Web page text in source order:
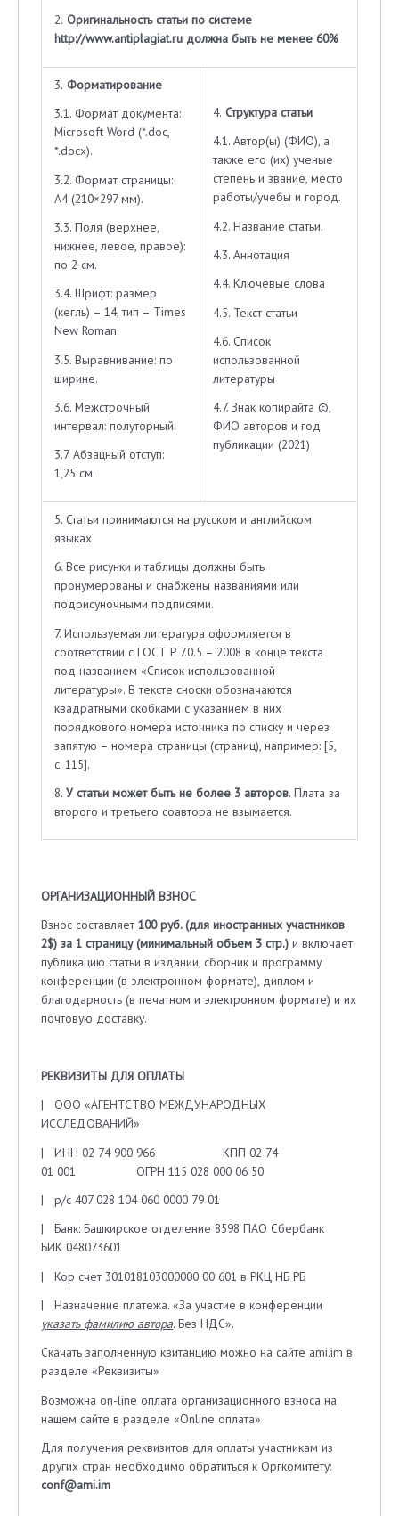
2. Оригинальность статьи по системе
http://www.antiplagiat.ruдолжна быть не менее 60%
3. Форматирование
3.1. Формат документа:
Microsoft Word (*.doc,
*.docx).
3.2. Формат страницы:
А4 (210×297 мм).
3.3. Поля (верхнее,
нижнее, левое, правое):
по 2 см.
3.4. Шрифт: размер
(кегль) – 14, тип – Times
New Roman.
3.5. Выравнивание: по
ширине.
3.6. Межстрочный
интервал: полуторный.
3.7. Абзацный отступ:
1,25 см.
4. Структура статьи
4.1. Автор(ы) (ФИО), а
также его (их) ученые
степень и звание, место
работы/учебы и город.
4.2. Название статьи.
4.3. Аннотация
4.4. Ключевые слова
4.5. Текст статьи
4.6. Список
использованной
литературы
4.7. Знак копирайта ©,
ФИО авторов и год
публикации (2021)
5. Статьи принимаются на русском и английском
языках
6. Все рисунки и таблицы должны быть
пронумерованы и снабжены названиями или
подрисуночными подписями.
7. Используемая литература оформляется в
соответствии с ГОСТ Р 7.0.5 – 2008 в конце текста
под названием «Список использованной
литературы». В тексте сноски обозначаются
квадратными скобками с указанием в них
порядкового номера источника по списку и через
запятую – номера страницы (страниц), например: [5,
с. 115].
8. У статьи может быть не более 3 авторов. Плата за
второго и третьего соавтора не взымается.
ОРГАНИЗАЦИОННЫЙ ВЗНОС
Взнос составляет100 руб. (для иностранных участников
2$) за 1 страницу (минимальный объем 3 стр.) и включает
публикацию статьи в издании, сборник и программу
конференции (в электронном формате), диплом и
благодарность (в печатном и электронном формате) и их
почтовую доставку.
РЕКВИЗИТЫ ДЛЯ ОПЛАТЫ
| ООО «АГЕНТСТВО МЕЖДУНАРОДНЫХ
ИССЛЕДОВАНИЙ»
| ИНН 02 74 900 966 КПП 02 74
01 001 ОГРН 115 028 000 06 50
| р/с 407 028 104 060 0000 79 01
| Банк: Башкирское отделение 8598 ПАО Сбербанк
БИК 048073601
| Кор счет 301018103000000 00 601 в РКЦ НБ РБ
| Назначение платежа. «За участие в конференции
указать фамилию автора. Без НДС».
Скачать заполненную квитанцию можно на сайте ami.im в
разделе «Реквизиты»
Возможна on-line оплата организационного взноса на
нашем сайте в разделе «Online оплата»
Для получения реквизитов для оплаты участникам из
других стран необходимо обратиться к Оргкомитету:
conf@ami.im